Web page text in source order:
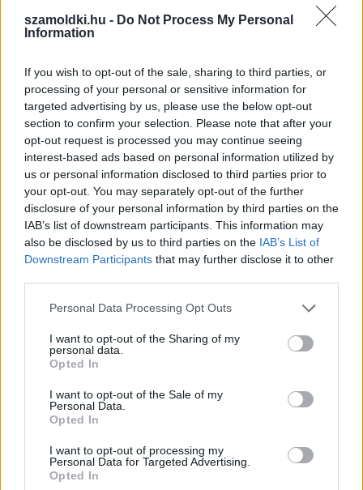
szamoldki.hu - Do Not Process My Personal
Information
If you wish to opt-out of the sale, sharing to third parties, or
processing of your personal or sensitive information for
targeted advertising by us, please use the below opt-out
section to confirm your selection. Please note that after your
opt-out request is processed you may continue seeing
interest-based ads based on personal information utilized by
us or personal information disclosed to third parties prior to
your opt-out. You may separately opt-out of the further
disclosure of your personal information by third parties on the
IAB’s list of downstream participants. This information may
also be disclosed by us to third parties on the IAB’s List of
Downstream Participants that may further disclose it to other
Please note that this website/app uses one or more Google
not limited to your visit or usage behaviour. You may click to
grant or deny consent to Google and its third-party tags to
use your data for below specified purposes in below Google
consent section.
Personal Data Processing Opt Outs
I want to opt-out of the Sharing of my
personal data.
Opted In
I want to opt-out of the Sale of my
Personal Data.
Opted In
I want to opt-out of processing my
Personal Data for Targeted Advertising.
Opted In
1 éves műszaki vizsga: ezért szigorúbb a taxisok,
mentők és személyszállító járművek ellenőrzése
2026.08.07. 13:12